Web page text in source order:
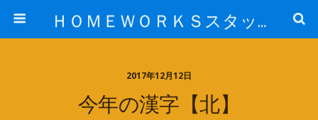
ＨＯＭＥＷＯＲＫＳスタッフ日記ブログ
2017年12月12日
今年の漢字【北】